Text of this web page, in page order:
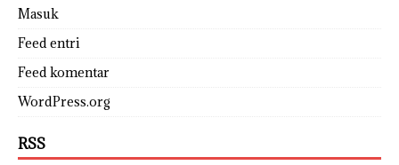
Masuk
Feed entri
Feed komentar
WordPress.org
RSS